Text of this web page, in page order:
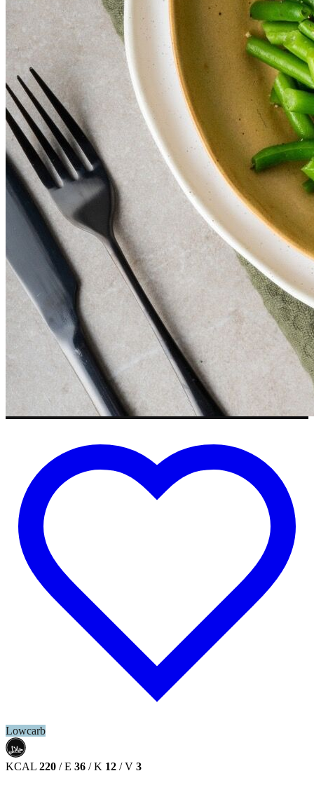
Lowcarb
حلال
HALAL
KCAL 220 / E 36 / K 12 / V 3